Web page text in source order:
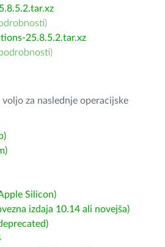
)
25.8.5.2.tar.xz
)
za naslednje operacijske
Silicon)
izdaja 10.14 ali novejša)